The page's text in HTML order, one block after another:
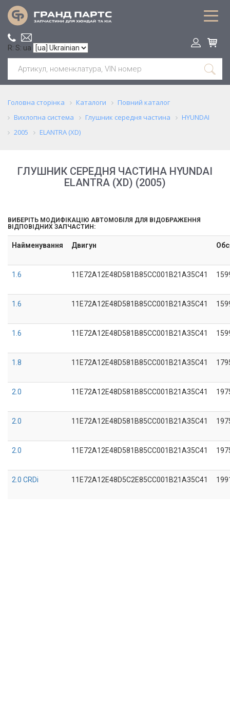
R: S: ua
Головна сторінка Каталоги
Повний каталог
Вихлопна система
Глушник середня частина
HYUNDAI
2005
ELANTRA (XD)
ГЛУШНИК СЕРЕДНЯ ЧАСТИНА HYUNDAI
ELANTRA (XD) (2005)
ВИБЕРІТЬ МОДИФІКАЦІЮ АВТОМОБІЛЯ ДЛЯ ВІДОБРАЖЕННЯ
ВІДПОВІДНИХ ЗАПЧАСТИН:
Найменування Двигун
1.6 11E72A12E48D581B85CC001B21A35C41
1.6 11E72A12E48D581B85CC001B21A35C41
1.6 11E72A12E48D581B85CC001B21A35C41
1.8 11E72A12E48D581B85CC001B21A35C41
2.0 11E72A12E48D581B85CC001B21A35C41
2.0 11E72A12E48D581B85CC001B21A35C41
2.0 11E72A12E48D581B85CC001B21A35C41
2.0 CRDi 11E72A12E48D5C2E85CC001B21A35C41